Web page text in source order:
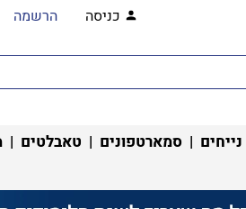
כניסה הרשמה
| סמארטפונים | טאבלטים |